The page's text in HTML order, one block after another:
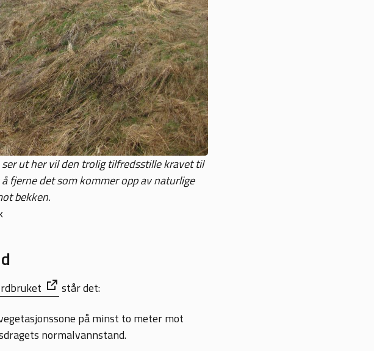
ut her vil den trolig tilfredsstille kravet til
fjerne det som kommer opp av naturlige
bekken.
står det:
på minst to meter mot
normalvannstand.